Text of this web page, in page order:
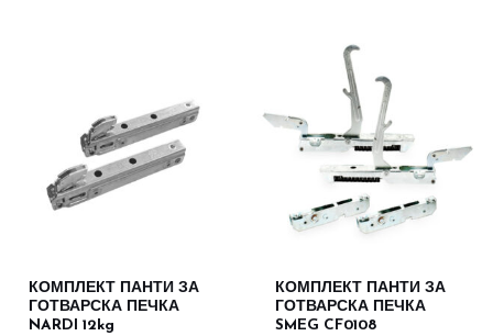
КОМПЛЕКТ ПАНТИ ЗА
ГОТВАРСКА ПЕЧКА
NARDI 12kg
КОМПЛЕКТ ПАНТИ ЗА
ГОТВАРСКА ПЕЧКА
SMEG CF0108